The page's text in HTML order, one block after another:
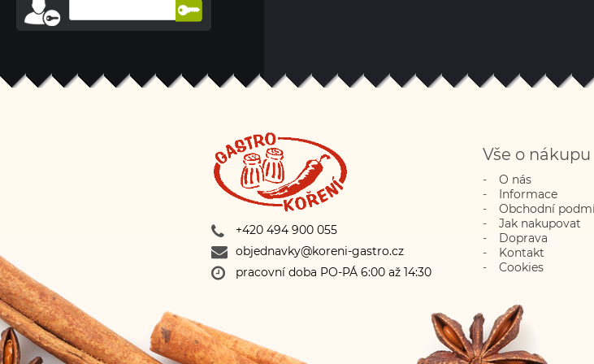
+420 494 900 055
objednavky@koreni-gastro.cz
pracovní doba PO-PÁ 6:00 až 14:30
Vše o nákupu
O nás
Informace
Obchodní
Jak nakupovat
Doprava
Kontakt
Cookies